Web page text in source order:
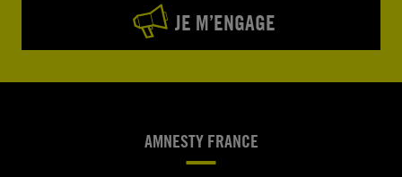
JE M’ENGAGE
AMNESTY FRANCE